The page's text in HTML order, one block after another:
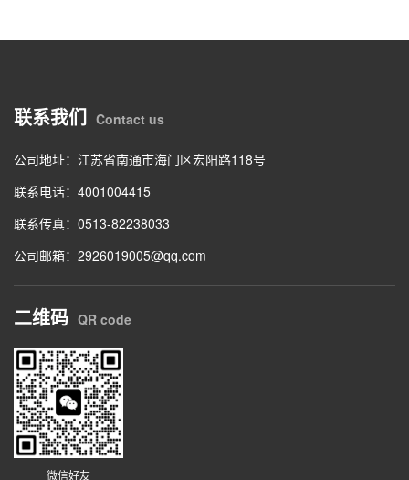
联系我们 Contact us
公司地址：江苏省南通市海门区宏阳路118号
联系电话：4001004415
联系传真：0513-82238033
公司邮箱：2926019005@qq.com
二维码 QR code
微信好友